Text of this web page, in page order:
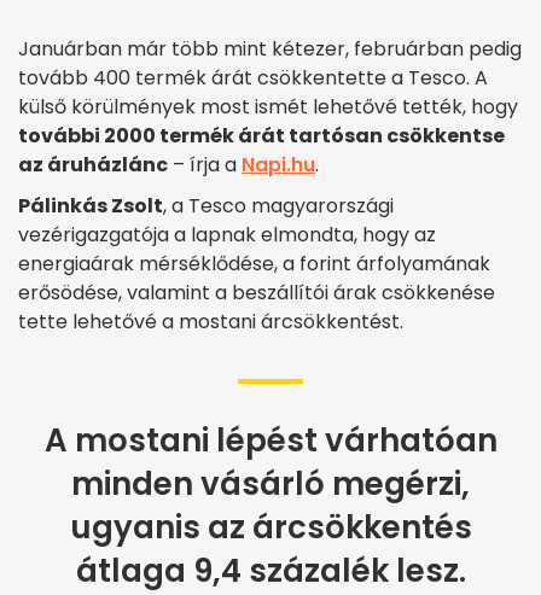
Januárban már több mint kétezer, februárban pedig
tovább 400 termék árát csökkentette a Tesco. A
külső körülmények most ismét lehetővé tették, hogy
további 2000 termék árát tartósan csökkentse
az áruházlánc – írja a Napi.hu.
Pálinkás Zsolt, a Tesco magyarországi
vezérigazgatója a lapnak elmondta, hogy az
energiaárak mérséklődése, a forint árfolyamának
erősödése, valamint a beszállítói árak csökkenése
tette lehetővé a mostani árcsökkentést.
A mostani lépést várhatóan
minden vásárló megérzi,
ugyanis az árcsökkentés
átlaga 9,4 százalék lesz.